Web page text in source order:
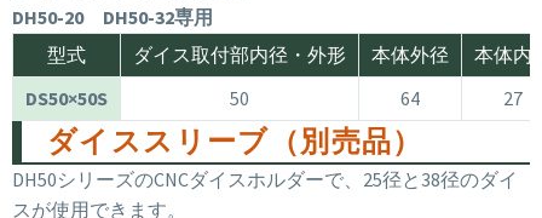
DH50-20 DH50-32専用
型式
ダイス取付部内径・外形 本体外径
本体内
DS50×50S
50 64 27
ダイススリーブ（別売品）
DH50シリーズのCNCダイスホルダーで、25径と38径のダイ
スが使用できます。